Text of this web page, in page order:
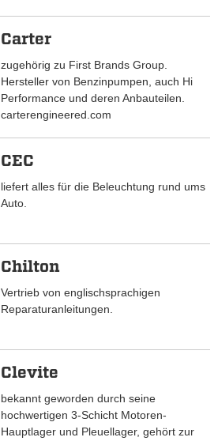
Carter
zugehörig zu First Brands Group.
Hersteller von Benzinpumpen, auch Hi
Performance und deren Anbauteilen.
carterengineered.com
CEC
liefert alles für die Beleuchtung rund ums
Auto.
Chilton
Vertrieb von englischsprachigen
Reparaturanleitungen.
Clevite
bekannt geworden durch seine
hochwertigen 3-Schicht Motoren-
Hauptlager und Pleuellager, gehört zur